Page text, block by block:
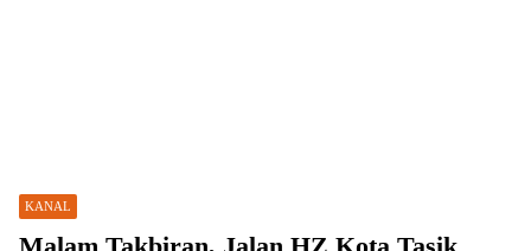
KANAL